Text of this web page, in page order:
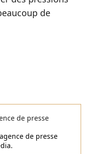
de
de presse
de presse